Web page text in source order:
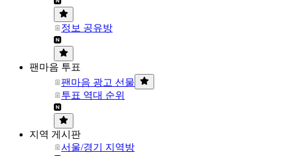
정보 공유방
팬마음 투표
팬마음 광고 선물
투표 역대 순위
지역 게시판
서울/경기 지역방